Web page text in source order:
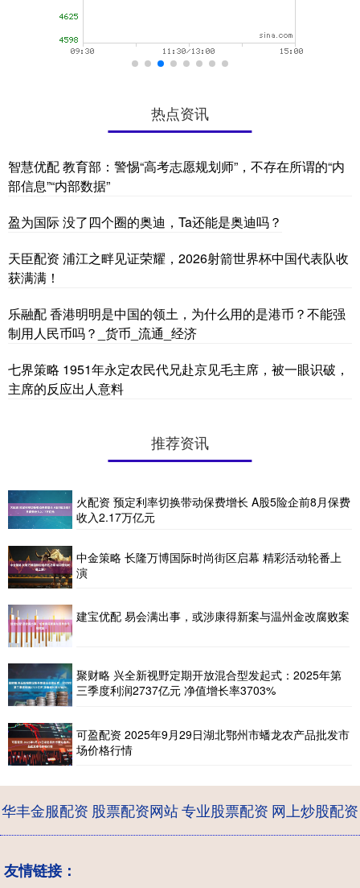
热点资讯
智慧优配 教育部：警惕“高考志愿规划师”，不存在所谓的“内
部信息”“内部数据”
盈为国际 没了四个圈的奥迪，Ta还能是奥迪吗？
天臣配资 浦江之畔见证荣耀，2026射箭世界杯中国代表队收
获满满！
乐融配 香港明明是中国的领土，为什么用的是港币？不能强
制用人民币吗？_货币_流通_经济
七界策略 1951年永定农民代兄赴京见毛主席，被一眼识破，
主席的反应出人意料
推荐资讯
火配资 预定利率切换带动保费增长 A股5险企前8月保费
收入2.17万亿元
中金策略 长隆万博国际时尚街区启幕 精彩活动轮番上
演​
建宝优配 易会满出事，或涉康得新案与温州金改腐败案
聚财略 兴全新视野定期开放混合型发起式：2025年第
三季度利润2737亿元 净值增长率3703%
可盈配资 2025年9月29日湖北鄂州市蟠龙农产品批发市
场价格行情
华丰金服配资 股票配资网站专业股票配资 网上炒股配资
友情链接：